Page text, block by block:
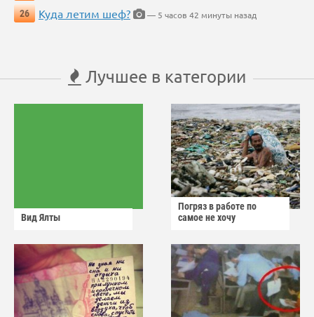
26
Куда летим шеф? — 5 часов 42 минуты назад
Лучшее в категории
Вид Ялты
Погряз в работе по
самое не хочу